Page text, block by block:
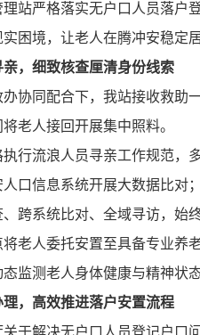
站严格落实无户口人员落户
困境，让老人在腾冲安稳定
，细致核查厘清身份线索
协同配合下，我站接收救助
老人接回开展集中照料。
执行流浪人员寻亲工作规范，
口信息系统开展大数据比对
跨系统比对、全域寻访，始
老人委托安置至具备专业养
监测老人身体健康与精神状
，高效推进落户安置流程
于解决无户口人员登记户口